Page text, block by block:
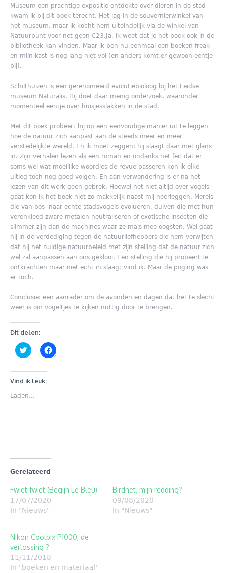
Museum een prachtige expositie ontdekte over dieren in de stad
kwam ik bij dit boek terecht. Het lag in de souvernierwinkel van
het museum, maar ik kocht hem uiteindelijk via de winkel van
Natuurpunt voor net geen €23.Ja, ik weet dat je het boek ook in de
bibliotheek kan vinden. Maar ik ben nu eenmaal een boeken-freak
en mijn kast is nog lang niet vol (en anders komt er gewoon eentje
bij).
Schilthuizen is een gerenomeerd evolutiebioloog bij het Leidse
museum Naturalis. Hij doet daar menig onderzoek, waaronder
momenteel eentje over huisjesslakken in de stad.
Met dit boek probeert hij op een eenvoudige manier uit te leggen
hoe de natuur zich aanpast aan de steeds meer en meer
verstedelijkte wereld. En ik moet zeggen: hij slaagt daar met glans
in. Zijn verhalen lezen als een roman en ondanks het feit dat er
soms wel wat moeilijke woordjes de revue passeren kon ik elke
uitleg toch nog goed volgen. En aan verwondering is er na het
lezen van dit werk geen gebrek. Hoewel het niet altijd over vogels
gaat kon ik het boek niet zo makkelijk naast mij neerleggen. Merels
die van bos- naar echte stadsvogels evolueren, duiven die met hun
verenkleed zware metalen neutraliseren of exotische insecten die
slimmer zijn dan de machines waar ze mais mee oogsten. Wel gaat
hij in de verdediging tegen de natuurliefhebbers die hem verwijten
dat hij het huidige natuurbeleid met zijn stelling dat de natuur zich
wel zal aanpassen aan ons geklooi. Een stelling die hij probeert te
ontkrachten maar niet echt in slaagt vind ik. Maar de poging was
er toch.
Conclusie: een aanrader om de avonden en dagen dat het te slecht
weer is om vogeltjes te kijken nuttig door te brengen.
Dit delen:
Klik
om
Twitter
in
Klik
om
Vind ik leuk:
Laden...
Gerelateerd
Fwiet fwiet (Begijn Le Bleu)
17/07/2020
In "Nieuws"
Birdnet, mijn redding?
09/08/2020
In "Nieuws"
Nikon Coolpix P1000, de
verlossing ?
11/11/2018
In "boeken en materiaal"